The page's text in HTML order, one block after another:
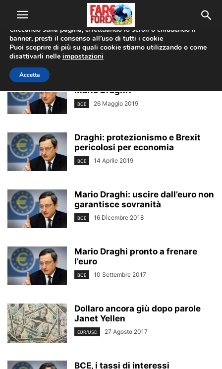
Home Tags Mario draghi
mario draghi
Mario Draghi?
BCE 26 Maggio 2019
Draghi: protezionismo e Brexit
pericolosi per economia
BCE 14 Aprile 2019
Mario Draghi: uscire dall’euro non
garantisce sovranità
BCE 16 Dicembre 2018
Mario Draghi pronto a frenare
l’euro
BCE 10 Settembre 2017
Dollaro ancora giù dopo parole
Janet Yellen
EUR/USD 27 Agosto 2017
BCE, i tassi di interessi
Utilizziamo i cookie per offrirti la migliore esperienza sul nostro
sito web.
Cliccando sulla pagina, effettuando lo scroll o chiudendo il
banner, presti il consenso all’uso di tutti i cookie
Puoi scoprire di più su quali cookie stiamo utilizzando o come
disattivarli nelle impostazioni
Accetta